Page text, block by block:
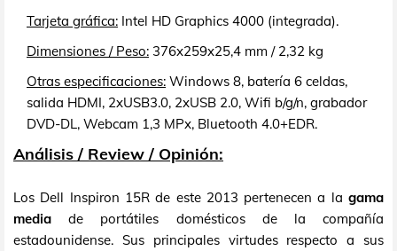
Tarjeta gráfica: Intel HD Graphics 4000 (integrada).
Dimensiones / Peso: 376x259x25,4 mm / 2,32 kg
Otras especificaciones: Windows 8, batería 6 celdas,
salida HDMI, 2xUSB3.0, 2xUSB 2.0, Wifi b/g/n, grabador
DVD-DL, Webcam 1,3 MPx, Bluetooth 4.0+EDR.
Análisis / Review / Opinión:
Los Dell Inspiron 15R de este 2013 pertenecen a la gama
media de portátiles domésticos de la compañía
estadounidense. Sus principales virtudes respecto a sus